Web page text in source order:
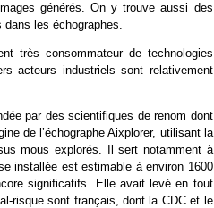
générés. On y trouve aussi des
les échographes.
très consommateur de technologies
acteurs industriels sont relativement
par des scientifiques de renom dont
de l’échographe Aixplorer, utilisant la
mous explorés. Il sert notamment à
installée est estimable à environ 1600
significatifs. Elle avait levé en tout
risque sont français, dont la CDC et le